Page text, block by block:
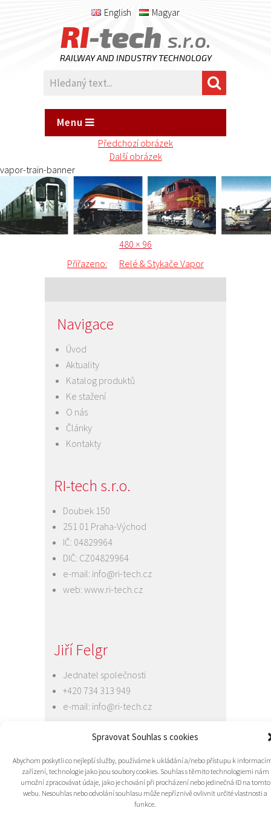
Spravovat Souhlas s cookies
Abychom poskytli co nejlepší služby, používáme k ukládání a/nebo přístupu k
zařízení, technologie jako jsou soubory cookies. Souhlas s těmito technologiemi nám
umožní zpracovávat údaje, jako je chování při procházení nebo jedinečná ID na tomto
webu. Nesouhlas nebo odvolání souhlasu může nepříznivě ovlivnit určité vlastnosti a
funkce.
English Magyar
RI-tech s.r.o.
RAILWAY AND INDUSTRY TECHNOLOGY
Menu
Předchozí obrázek
Další obrázek
vapor-train-banner
Publikováno:
Původní
velikost:
480 × 96
Přiřazeno: Relé & Stykače Vapor
Navigace
Úvod
Aktuality
Katalog produktů
Ke stažení
O nás
Články
Kontakty
RI-tech s.r.o.
Doubek 150
251 01 Praha-Východ
IČ: 04829964
DIČ: CZ04829964
e-mail: info@ri-tech.cz
web: www.ri-tech.cz
Jiří Felgr
Jednatel společnosti
+420 734 313 949
e-mail: info@ri-tech.cz